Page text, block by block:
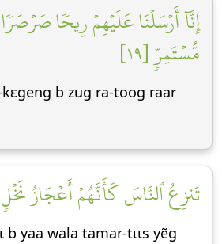
إِنَّآ أَرۡسَلۡنَا عَلَيۡهِمۡ رِيحٗا
مُّسۡتَمِرّٖ [١٩]
b zug ra-toog raar
تَنزِعُ ٱلنَّاسَ كَأَنَّهُمۡ أَعۡجَازُ نَخۡلٖ
b yaa wala tamar-tɩɩs yẽg